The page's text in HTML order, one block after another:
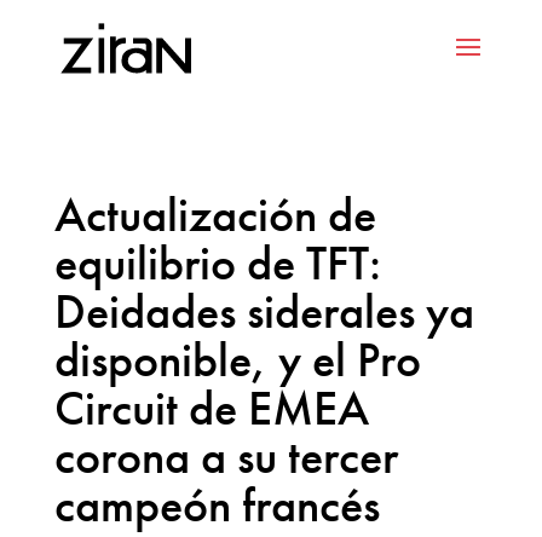
Actualización de
equilibrio de TFT:
Deidades siderales ya
disponible, y el Pro
Circuit de EMEA
corona a su tercer
campeón francés